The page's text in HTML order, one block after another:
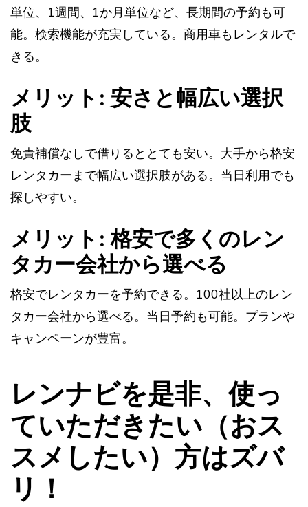
単位、1週間、1か月単位など、長期間の予約も可
能。検索機能が充実している。商用車もレンタルで
きる。
メリット: 安さと幅広い選択
肢
免責補償なしで借りるととても安い。大手から格安
レンタカーまで幅広い選択肢がある。当日利用でも
探しやすい。
メリット: 格安で多くのレン
タカー会社から選べる
格安でレンタカーを予約できる。100社以上のレン
タカー会社から選べる。当日予約も可能。プランや
キャンペーンが豊富。
レンナビを是非、使っ
ていただきたい（おス
スメしたい）方はズバ
リ！